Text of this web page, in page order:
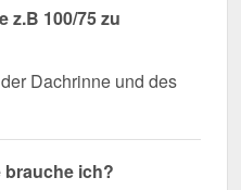
z.B 100/75 zu
Dachrinne und des
brauche ich?